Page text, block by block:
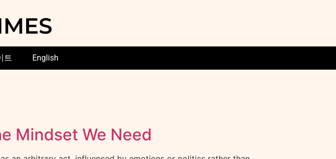
트 English
Mindset We Need